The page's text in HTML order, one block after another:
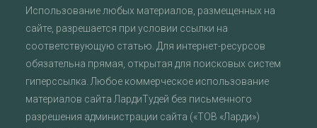
Использование любых материалов, размещенных на
сайте, разрешается при условии ссылки на
соответствующую статью. Для интернет-ресурсов
обязательна прямая, открытая для поисковых систем
гиперссылка. Любое коммерческое использование
материалов сайта ЛардиТудей без письменного
разрешения администрации сайта («ТОВ «Ларди»)